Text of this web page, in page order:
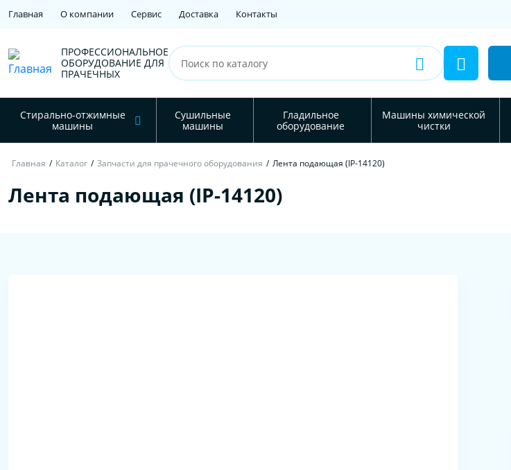
Главная О компании Сервис Доставка Контакты
ПРОФЕССИОНАЛЬНОЕ
ОБОРУДОВАНИЕ ДЛЯ
ПРАЧЕЧНЫХ
Стирально-отжимные
машины
Сушильные
машины
Гладильное
оборудование
Машины химической
чистки
Главная / Каталог / Запчасти для прачечного оборудования / Лента подающая (IP-14120)
Лента подающая (IP-14120)